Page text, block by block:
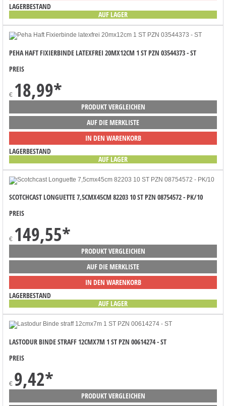
LAGERBESTAND
AUF LAGER
PEHA HAFT FIXIERBINDE LATEXFREI 20MX12CM 1 ST PZN 03544373 - ST
PREIS
€ 18,99*
PRODUKT VERGLEICHEN
AUF DIE MERKLISTE
IN DEN WARENKORB
LAGERBESTAND
AUF LAGER
SCOTCHCAST LONGUETTE 7,5CMX45CM 82203 10 ST PZN 08754572 - PK/10
PREIS
€ 149,55*
PRODUKT VERGLEICHEN
AUF DIE MERKLISTE
IN DEN WARENKORB
LAGERBESTAND
AUF LAGER
LASTODUR BINDE STRAFF 12CMX7M 1 ST PZN 00614274 - ST
PREIS
€ 9,42*
PRODUKT VERGLEICHEN